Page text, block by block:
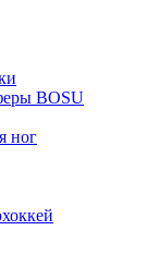
BOSU
ног